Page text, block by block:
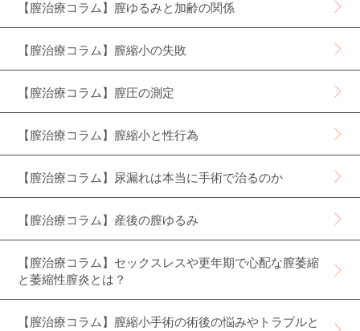
【膣治療コラム】膣ゆるみと加齢の関係
【膣治療コラム】膣縮小の失敗
【膣治療コラム】膣圧の測定
【膣治療コラム】膣縮小と性行為
【膣治療コラム】尿漏れは本当に手術で治るのか
【膣治療コラム】産後の膣ゆるみ
【膣治療コラム】セックスレスや更年期で心配な膣萎縮
と萎縮性膣炎とは？
【膣治療コラム】膣縮小手術の術後の悩みやトラブルと